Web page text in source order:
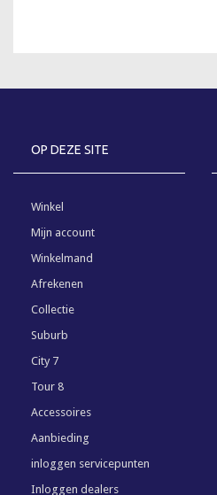
OP DEZE SITE
Winkel
Mijn account
Winkelmand
Afrekenen
Collectie
Suburb
City 7
Tour 8
Accessoires
Aanbieding
inloggen servicepunten
Inloggen dealers